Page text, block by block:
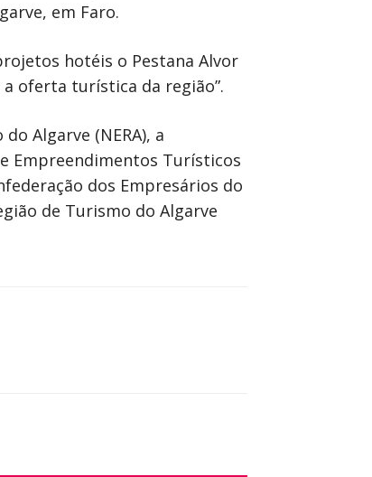
em Faro.
hotéis o Pestana Alvor
oferta turística da região”.
Algarve (NERA), a
Empreendimentos Turísticos
dos Empresários do
de Turismo do Algarve